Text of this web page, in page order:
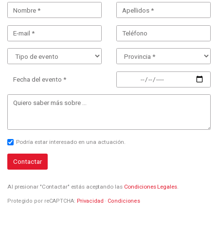
Fecha del evento *
Podría estar interesado en una actuación.
Contactar
Al presionar "Contactar" estás aceptando las Condiciones Legales.
Protegido por reCAPTCHA: Privacidad · Condiciones